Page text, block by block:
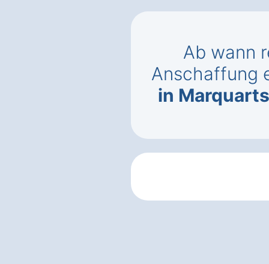
Ab wann
Anschaffung
in